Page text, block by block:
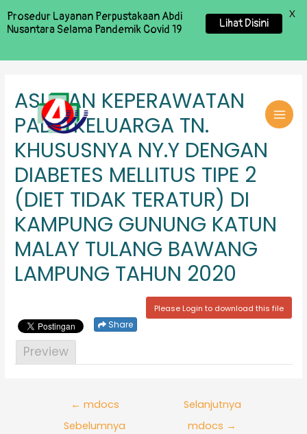
ASUHAN KEPERAWATAN
PADA KELUARGA TN.
KHUSUSNYA NY.Y DENGAN
DIABETES MELLITUS TIPE 2
(DIET TIDAK TERATUR) DI
KAMPUNG GUNUNG KATUN
MALAY TULANG BAWANG
LAMPUNG TAHUN 2020
Please Login to download this file
Share
Preview
← mdocs
Sebelumnya
Selanjutnya
mdocs →
Prosedur Layanan Perpustakaan Abdi
Nusantara Selama Pandemik Covid 19
Lihat Disini
X